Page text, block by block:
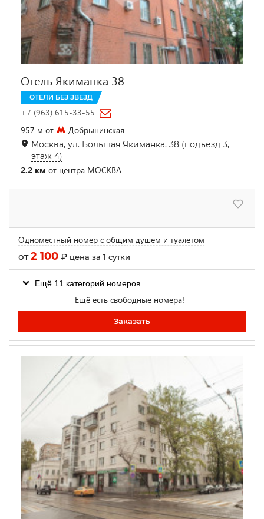
Отель Якиманка 38
ОТЕЛИ БЕЗ ЗВЕЗД
+7 (963) 615-33-55
957 м от
Добрынинская
Москва, ул. Большая Якиманка, 38 (подъезд 3,
этаж 4)
2.2 км от центра МОСКВА
Одноместный номер с общим душем и туалетом
от2 100 ₽ цена за 1 сутки
Ещё 11 категорий номеров
Ещё есть свободные номера!
Заказать